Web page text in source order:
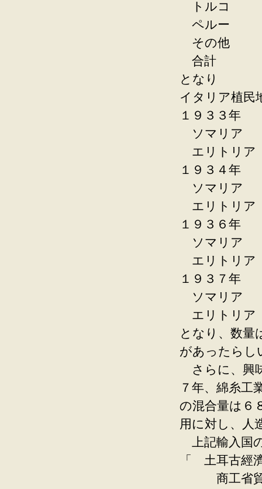
トルコ
ペルー
その他
合計 １
となり
イタリア植民
１９３３年
ソマリ
エリト
１９３４年
ソマリ
エリト
１９３６年
ソマリ
エリト
１９３７年
ソマリ
エリ
となり、数量
があったらし
さらに、興
７年、綿糸工
の混合量は６
用に対し、人
上記輸入国
「 土耳古經
商工省貿